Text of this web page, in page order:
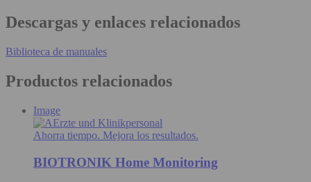
Descargas y enlaces relacionados
Biblioteca de manuales
Productos relacionados
Image
Ahorra tiempo. Mejora los resultados.
BIOTRONIK Home Monitoring